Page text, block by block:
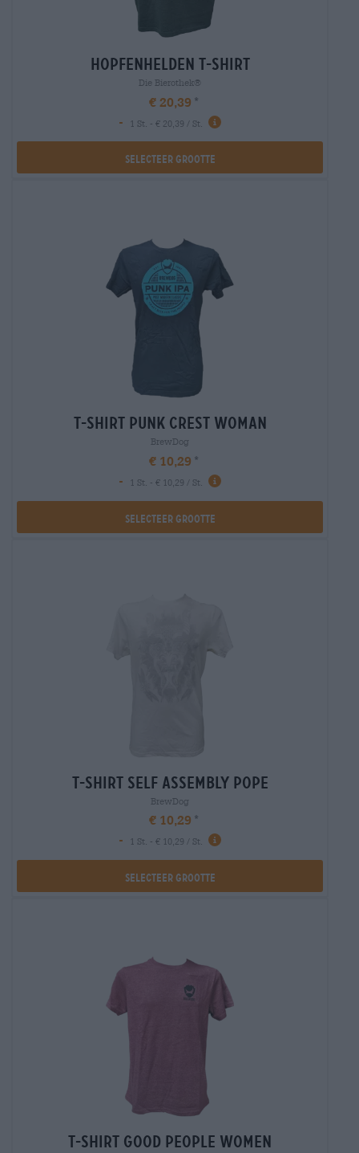
hopfenhelden t-shirt
Die Bierothek®
€ 20,39
-
1 St. - € 20,39 / St.
Selecteer Grootte
t-shirt punk crest woman
BrewDog
€ 10,29
-
1 St. - € 10,29 / St.
Selecteer Grootte
t-shirt self assembly pope
BrewDog
€ 10,29
-
1 St. - € 10,29 / St.
Selecteer Grootte
t-shirt good people women